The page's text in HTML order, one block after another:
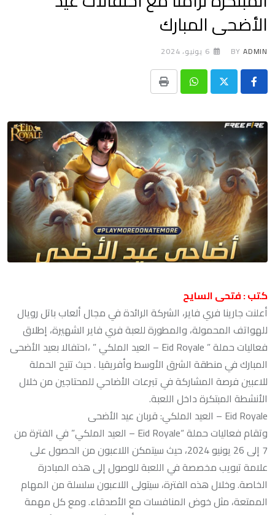
الأضحى المبارك
BY ADMIN 6 يونيو، 2024
Whatsapp
Print
كتب : فتحى السايح
أعلنت جارينا فري فاير، الشركة الرائدة في مجال ألعاب باتل رويال
للهواتف المحمولة، والمطورة للعبة فري فاير الشهيرة، إطلاق
فعاليات حملة ” Eid Royale – العيد الملكي ” ،احتفالا بعيد الأضحى
المبارك في منطقة الشرق الأوسط وأفريقيا . حيث تتيح الحملة
للاعبين فرصة المشاركة في تبرعات الأضاحي للمحتاجين من خلال
الأنشطة المبتكرة داخل اللعبة.
Eid Royale – العيد الملكي: قربان عيد الأضحى
وتقام فعاليات حملة “Eid Royale – العيد الملكي” في الفترة من
7 إلى 26 يونيو 2024، حيث سيتمكن اللاعبون من الحصول على
علامة تبويب مخصصة في اللعبة للوصول إلى هذه المبادرة
الخاصة. وخلال هذه الفترة، سيتولى اللاعبون سلسلة من المهام
الممتعة، مثل خوض المنافسات مع الأصدقاء. ومع كل مهمة